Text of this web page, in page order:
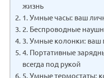
жизнь
1. Умные часы: ваш
2. Беспроводные
3. Умные колонки:
4. Портативные
всегда под рукой
5. Умные термостаты: